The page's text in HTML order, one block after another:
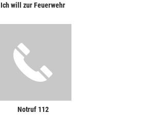
Ich will zur Feuerwehr
Notruf 112